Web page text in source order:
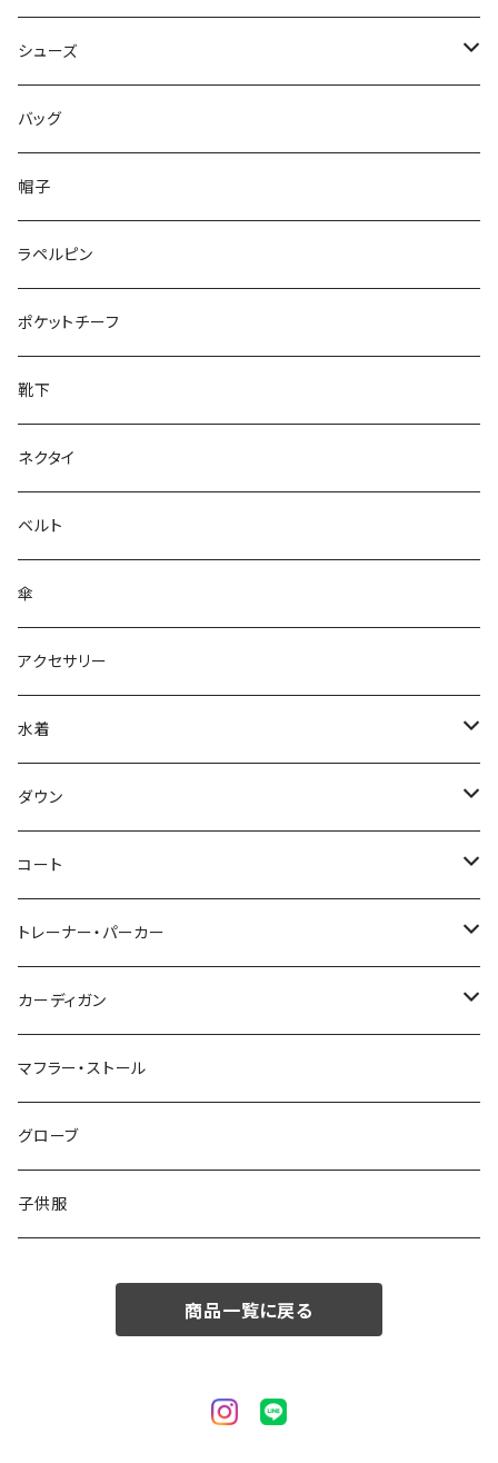
50/XL～
48/L
50/XL～
46/M
48/L
50/XL～
～44/S
46/M
48/L
50/XL～
シューズ
～25.5cm
26cm～
27cm～
28cm～
バッグ
帽子
ラペルピン
ポケットチーフ
靴下
ネクタイ
ベルト
傘
アクセサリー
水着
～44/S
46/M
48/L
50/XL～
ダウン
～44/S
46/M
48/L
50/XL～
コート
～44/S
46/M
48/L
50/XL～
トレーナー・パーカー
～44/S
46/M
48/L
50/XL～
カーディガン
～44/S
46/M
48/L
マフラー・ストール
グローブ
子供服
商品一覧に戻る